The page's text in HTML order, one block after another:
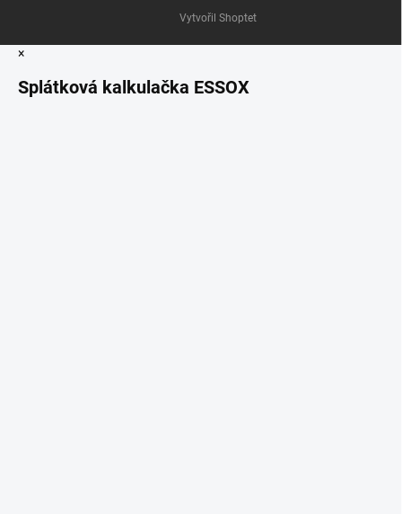
Vytvořil Shoptet
×
Splátková kalkulačka ESSOX